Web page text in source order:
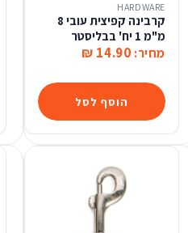
הוסף לסל
HARDWARE
קרבינה קפיצית עובי 8
מ"מ 1 יח' בבליסטר
מחיר: 14.90 ₪